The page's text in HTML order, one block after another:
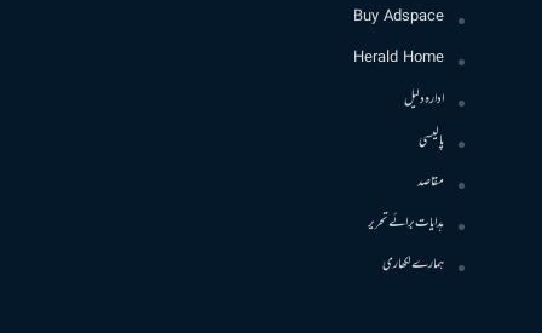
Buy Adspace
Herald Home
ادارہ دلیل
پالیسی
مقاصد
ہدایات برائے تحریر
ہمارے لکھاری